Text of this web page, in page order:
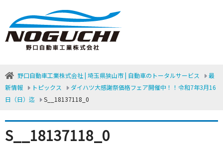
野口自動車工業株式会社 | 埼玉県狭山市 | 自動車のトータルサービス
最
新情報
トピックス
ダイハツ大感謝祭価格フェア開催中！！令和7年3月16
日（日）迄
S__18137118_0
S__18137118_0